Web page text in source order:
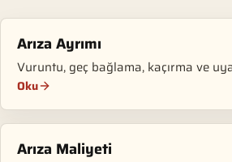
Arıza Ayrımı
Vuruntu, geç bağlama, kaçırma ve
Oku
Arıza Maliyeti